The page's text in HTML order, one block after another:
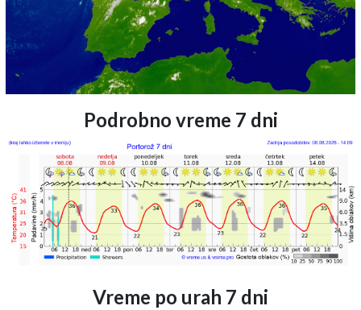
Podrobno vreme 7 dni
Vreme po urah 7 dni